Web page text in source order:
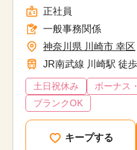
正社員
一般事務関係
神奈川県 川崎市 幸区
JR南武線 川崎駅 徒
土日祝休み ボーナス
ブランクOK
キープする